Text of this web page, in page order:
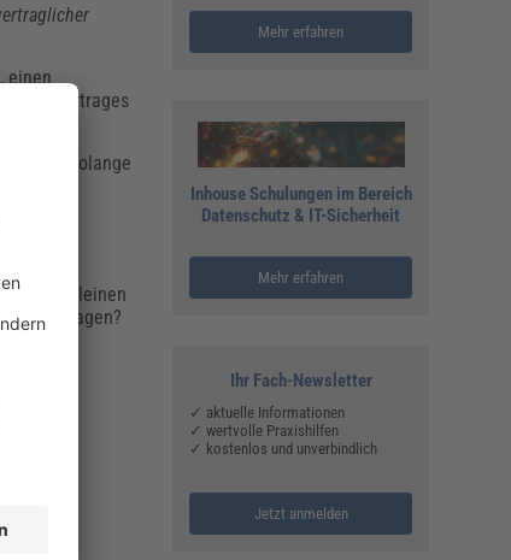
einen
Vertrages
Solange
der
bei kleinen
ob der
Mehr erfahren
Inhouse Schulungen im Bereich
Datenschutz & IT-Sicherheit
Mehr erfahren
Ihr Fach-Newsletter
✓ aktuelle Informationen
✓ wertvolle Praxishilfen
✓ kostenlos und unverbindlich
Jetzt anmelden